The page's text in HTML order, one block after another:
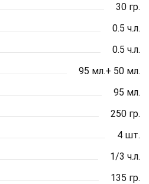
30 гр.
0.5 ч.л.
0.5 ч.л.
95 мл.+ 50 мл.
95 мл.
250 гр.
4 шт.
1/3 ч.л.
135 гр.